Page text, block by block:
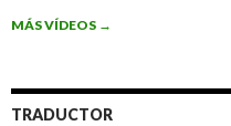
MÁS VÍDEOS →
TRADUCTOR